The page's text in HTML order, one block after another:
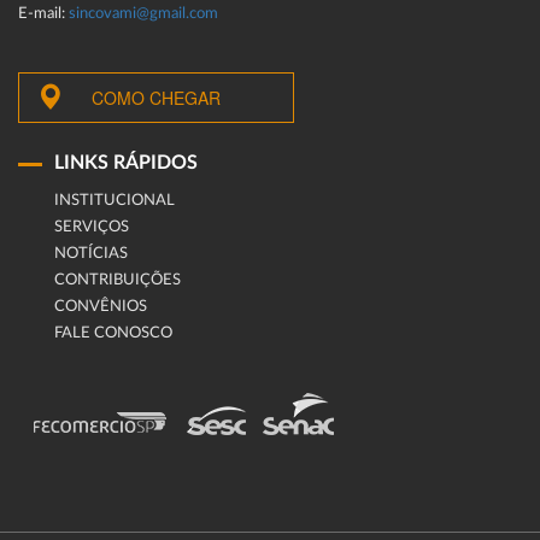
E-mail: sincovami@gmail.com
COMO CHEGAR
LINKS RÁPIDOS
INSTITUCIONAL
SERVIÇOS
NOTÍCIAS
CONTRIBUIÇÕES
CONVÊNIOS
FALE CONOSCO